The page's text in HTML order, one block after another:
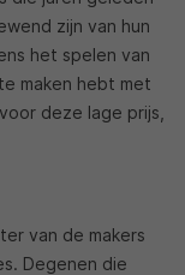
zijn van hun
het spelen van
maken hebt met
deze lage prijs,
van de makers
Degenen die